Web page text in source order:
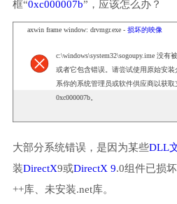
框“0xc000007b”，应该怎么办？
axwin frame window: drvmgr.exe - 损坏的映像
c:\windows\system32\sogoupy.ime 没有
或者它包含错误。请尝试使用原始安
系你的系统管理员或软件供应商以获
0xc000007b。
大部分系统错误，是因为某些DLL
装DirectX9或DirectX 9.0组件已损
++库、未安装.net库。